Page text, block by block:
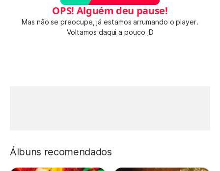
OPS! Alguém deu pause!
Mas não se preocupe, já estamos arrumando o player.
Voltamos daqui a pouco ;D
Álbuns recomendados